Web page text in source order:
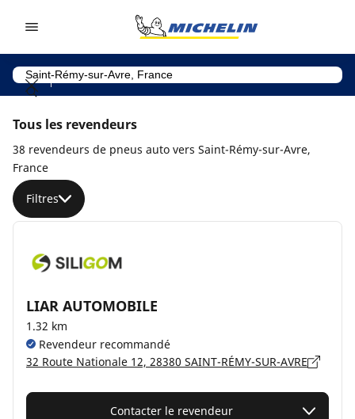
Tous les revendeurs
38 revendeurs de pneus auto vers Saint-Rémy-sur-Avre,
France
Filtres
LIAR AUTOMOBILE
1.32 km
Revendeur recommandé
32 Route Nationale 12, 28380 SAINT-RÉMY-SUR-AVRE
Contacter le revendeur